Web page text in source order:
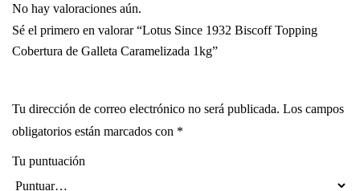
No hay valoraciones aún.
Sé el primero en valorar “Lotus Since 1932 Biscoff Topping
Cobertura de Galleta Caramelizada 1kg”
Tu dirección de correo electrónico no será publicada. Los campos
obligatorios están marcados con *
Tu puntuación